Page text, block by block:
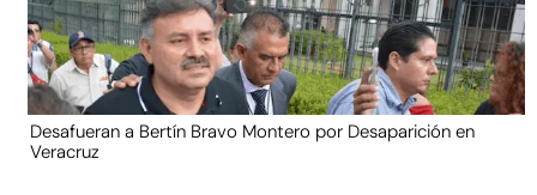
Desafueran a Bertín Bravo Montero por Desaparición en
Veracruz